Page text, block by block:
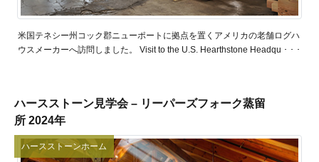
米国テネシー州コック郡ニューポートに拠点を置くアメリカの老舗ログハ
ウスメーカーへ訪問しました。 Visit to the U.S. Hearthstone Headqu ･ ･ ･
ハースストーン見学会 – リーパーズフォーク蒸留
所 2024年
ハースストーンホーム